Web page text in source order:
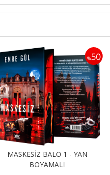
%50
MASKESİZ BALO 1 - YAN
BOYAMALI